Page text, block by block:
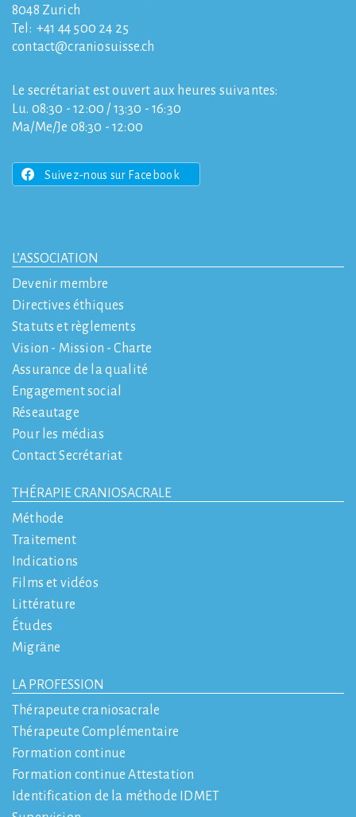
8048 Zurich
Tel: +41 44 500 24 25
contact
craniosuisse.ch
Le secrétariat est ouvert aux heures suivantes:
Lu. 08:30 - 12:00 / 13:30 - 16:30
Ma/Me/Je 08:30 - 12:00
Suivez-nous sur Facebook
L’ASSOCIATION
Devenir membre
Directives éthiques
Statuts et règlements
Vision - Mission - Charte
Assurance de la qualité
Engagement social
Réseautage
Pour les médias
Contact Secrétariat
THÉRAPIE CRANIOSACRALE
Méthode
Traitement
Indications
Films et vidéos
Littérature
Études
Migräne
LA PROFESSION
Thérapeute craniosacrale
Thérapeute Complémentaire
Formation continue
Formation continue Attestation
Identification de la méthode IDMET